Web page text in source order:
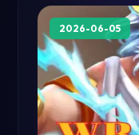
2026-06-05